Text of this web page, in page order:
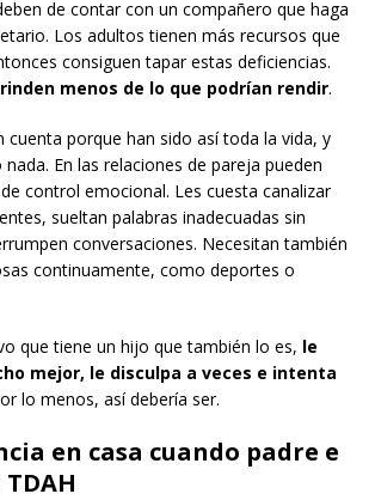
de contar con un compañero que haga
Los adultos tienen más recursos que
consiguen tapar estas deficiencias.
menos de lo que podrían rendir.
cuenta porque han sido así toda la vida, y
En las relaciones de pareja pueden
control emocional. Les cuesta canalizar
sueltan palabras inadecuadas sin
conversaciones. Necesitan también
continuamente, como deportes o
que tiene un hijo que también lo es, le
mejor, le disculpa a veces e intenta
lo menos, así debería ser.
en casa cuando padre e